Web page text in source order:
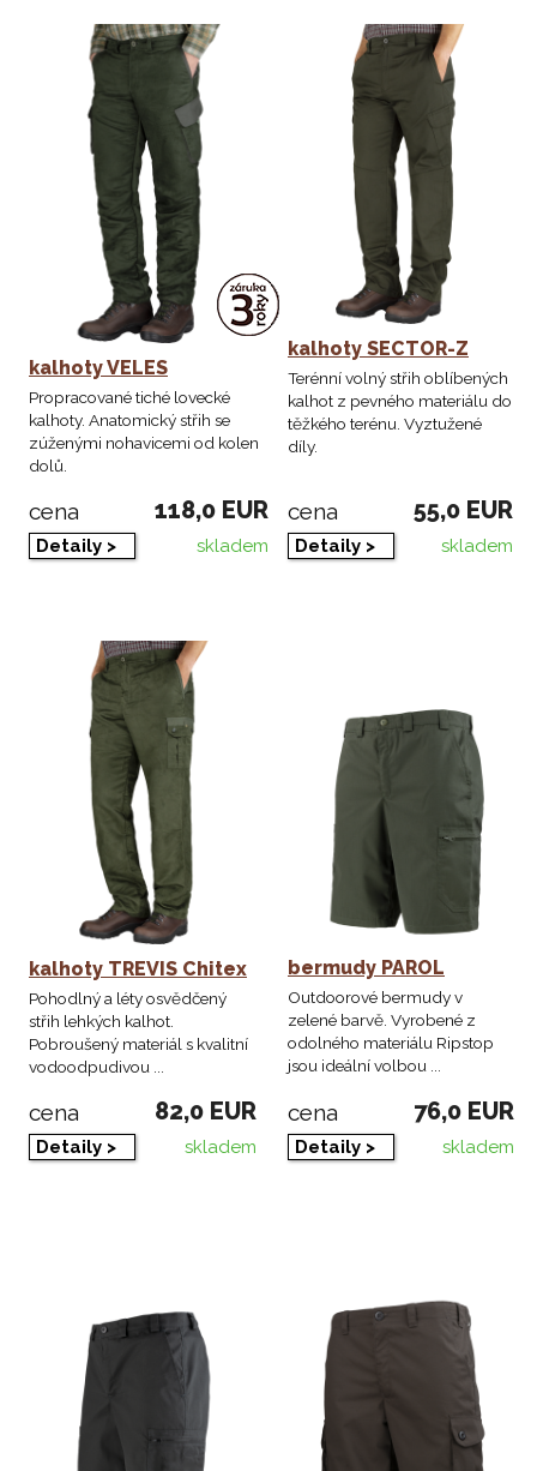
kalhoty VELES
Propracované tiché lovecké
kalhoty. Anatomický střih se
zúženými nohavicemi od kolen
dolů.
cena 118,0 EUR
Detaily > skladem
kalhoty SECTOR-Z
Terénní volný střih oblíbených
kalhot z pevného materiálu do
těžkého terénu. Vyztužené
díly.
cena 55,0 EUR
Detaily > skladem
kalhoty TREVIS Chitex
Pohodlný a léty osvědčený
střih lehkých kalhot.
Pobroušený materiál s kvalitní
vodoodpudivou ...
cena 82,0 EUR
Detaily > skladem
bermudy PAROL
Outdoorové bermudy v
zelené barvě. Vyrobené z
odolného materiálu Ripstop
jsou ideální volbou ...
cena 76,0 EUR
Detaily > skladem